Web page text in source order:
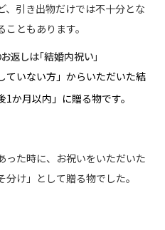
、引き出物だけでは不十分とな
ともあります。
返しは「結婚内祝い」
ていない方」からいただいた結
か月以内」に贈る物です。
った時に、お祝いをいただいた
け」として贈る物でした。